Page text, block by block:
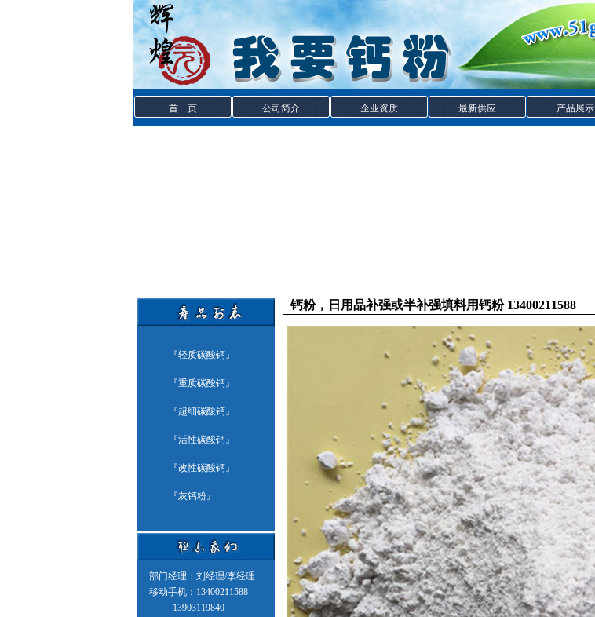
首 页 公司简介 企业资质 最新供应 产品展示
『轻质碳酸钙』
『重质碳酸钙』
『超细碳酸钙』
『活性碳酸钙』
『改性碳酸钙』
『灰钙粉』
部门经理：刘经理/李经理
移动手机：13400211588
13903119840
钙粉，日用品补强或半补强填料用钙粉 13400211588